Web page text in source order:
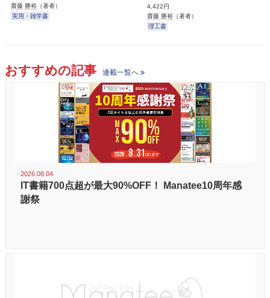
齋藤 勝裕 （著者）
実用・雑学書
4,422円
齋藤 勝裕 （著者）
理工書
おすすめの記事 連載一覧へ
2026.08.04
IT書籍700点超が最大90%OFF！ Manatee10周年感
謝祭